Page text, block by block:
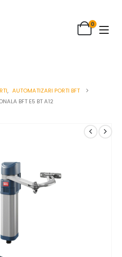
0
, AUTOMATIZARI PORTI BFT
BFT E5 BT A12